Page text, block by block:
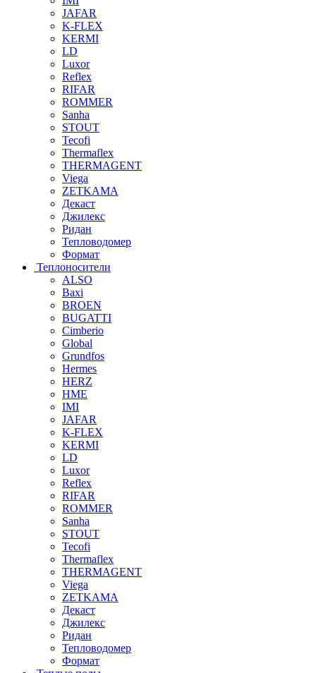
JAFAR
K-FLEX
KERMI
LD
Luxor
Reflex
RIFAR
ROMMER
Sanha
STOUT
Tecofi
Thermaflex
THERMAGENT
Viega
ZETKAMA
Декаст
Джилекс
Ридан
Тепловодомер
Формат
Теплоносители
ALSO
Baxi
BROEN
BUGATTI
Cimberio
Global
Grundfos
Hermes
HERZ
HME
IMI
JAFAR
K-FLEX
KERMI
LD
Luxor
Reflex
RIFAR
ROMMER
Sanha
STOUT
Tecofi
Thermaflex
THERMAGENT
Viega
ZETKAMA
Декаст
Джилекс
Ридан
Тепловодомер
Формат